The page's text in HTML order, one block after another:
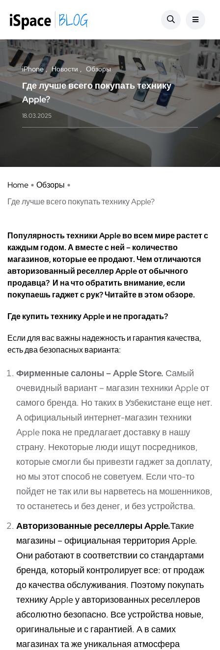
iPhone Новости Обзоры
Где лучше всего покупать технику
Apple?
18.03.2025
Home
Обзоры
Где лучше всего покупать технику Apple?
Популярность техники Apple во всем мире растет с
каждым годом. А вместе с ней – количество
магазинов, которые ее продают. Чем отличаются
авторизованный реселлер Apple от обычного
продавца? И на что обратить внимание, если
покупаешь гаджет с рук? Читайте в этом обзоре.
Где купить технику Apple и не прогадать?
Если для вас важны надежность и гарантия качества,
есть два безопасных варианта:
Фирменные салоны – Apple Store. Самый
очевидный вариант – магазин техники Apple от
самого бренда. Но таких в Узбекистане еще нет.
А официальный интернет-магазин техники
Apple пока не предлагает доставку в нашу
страну. Некоторые люди ищут посредников,
которые смогли бы привезти гаджет за доплату,
но мы этот способ не советуем. Если что-то
пойдет не так или вы нарветесь на мошенников,
то останетесь и без денег, и без устройства.
Авторизованные реселлеры Apple.Такие
магазины – официальная территория Apple.
Они работают в соответствии со стандартами
бренда, который контролирует все: от продаж
до качества обслуживания. Поэтому покупать
технику Apple у авторизованных реселлеров
абсолютно безопасно. Все устройства новые,
оригинальные и с гарантией. А в самих
магазинах та же уникальная атмосфера